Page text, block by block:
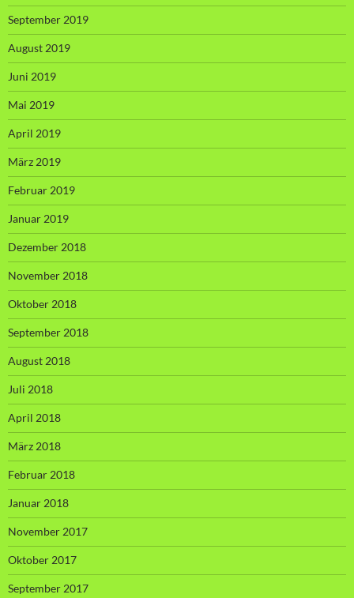
September 2019
August 2019
Juni 2019
Mai 2019
April 2019
März 2019
Februar 2019
Januar 2019
Dezember 2018
November 2018
Oktober 2018
September 2018
August 2018
Juli 2018
April 2018
März 2018
Februar 2018
Januar 2018
November 2017
Oktober 2017
September 2017